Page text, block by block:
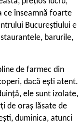
ce înseamnă foarte
Bucureștiului e
barurile,
de farmec din
dacă ești atent.
ele sunt izolate,
de oraș lăsate de
duminica, atunci